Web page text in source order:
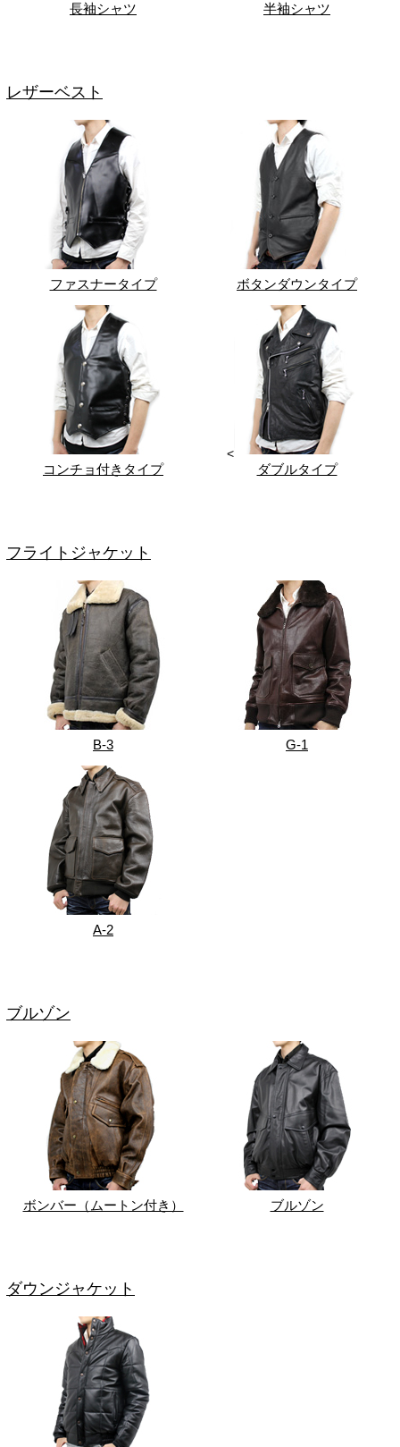
長袖シャツ 半袖シャツ
レザーベスト
ファスナータイプ ボタンダウンタイプ
コンチョ付きタイプ
<
ダブルタイプ
フライトジャケット
B-3 G-1
A-2
ブルゾン
ボンバー（ムートン付き） ブルゾン
ダウンジャケット